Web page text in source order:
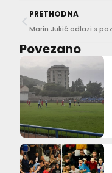
PRETHODNA
Povezano